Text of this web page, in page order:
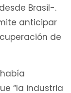
Brasil-.
anticipar
de
“la industria